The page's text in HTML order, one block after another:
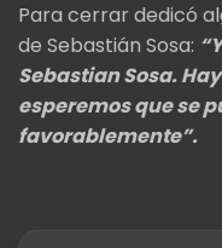
Para cerrar dedicó
de Sebastián Sosa:
Sebastian Sosa.
esperemos que se
favorablemente”.